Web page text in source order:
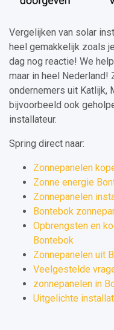
Vergelijken van solar
heel gemakkelijk zoals
dag nog reactie! We
maar in heel Nederland!
ondernemers uit Katlijk,
bijvoorbeeld ook
installateur.
Spring direct naar:
Zonnepanelen
Zonne energie
Zonnepanelen
Bontebok
Opbrengsten en
Bontebok
Zonnepanelen uit
Veelgestelde
zonnepanelen in
Uitgelichte